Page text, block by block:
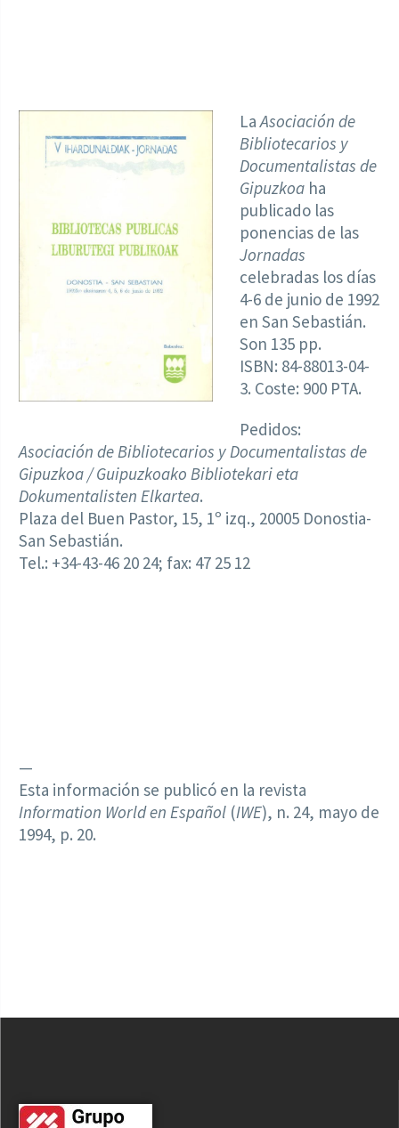
LaAsociación de
Bibliotecarios y
Documentalistas de
Gipuzkoa ha
publicado las
ponencias de las
Jornadas
celebradas los días
4-6 de junio de 1992
en San Sebastián.
Son 135 pp.
ISBN: 84-88013-04-
3. Coste: 900 PTA.
Pedidos:
Asociación de Bibliotecarios y Documentalistas de
Gipuzkoa / Guipuzkoako Bibliotekari eta
Dokumentalisten Elkartea.
Plaza del Buen Pastor, 15, 1º izq., 20005 Donostia-
San Sebastián.
Tel.: +34-43-46 20 24; fax: 47 25 12
—
Esta información se publicó en la revista
Information World en Español (IWE), n. 24, mayo de
1994, p. 20.